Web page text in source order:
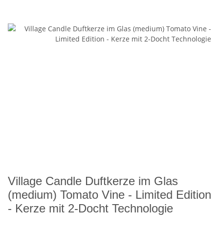
Village Candle Duftkerze im Glas
(medium) Tomato Vine - Limited Edition
- Kerze mit 2-Docht Technologie